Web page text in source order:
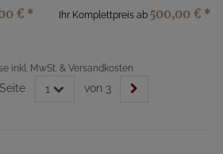
€ * Ihr Komplettpreis ab 500,00 € *
inkl. MwSt. & Versandkosten
Seite 1 von 3